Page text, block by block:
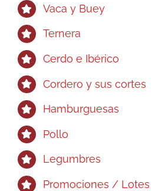
Vaca y Buey
Ternera
Cerdo e Ibérico
Cordero y sus cortes
Hamburguesas
Pollo
Legumbres
Promociones / Lotes